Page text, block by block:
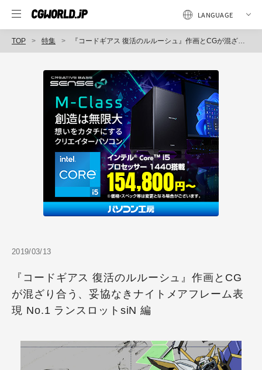
TOP 特集 『コードギアス 復活のルルーシュ』作画とCGが混ざり合う、妥協なきナイトメアフレーム表現 No.1 ランスロットsiN 編
2019/03/13
『コードギアス 復活のルルーシュ』作画とCG
が混ざり合う、妥協なきナイトメアフレーム表
現 No.1 ランスロットsiN 編